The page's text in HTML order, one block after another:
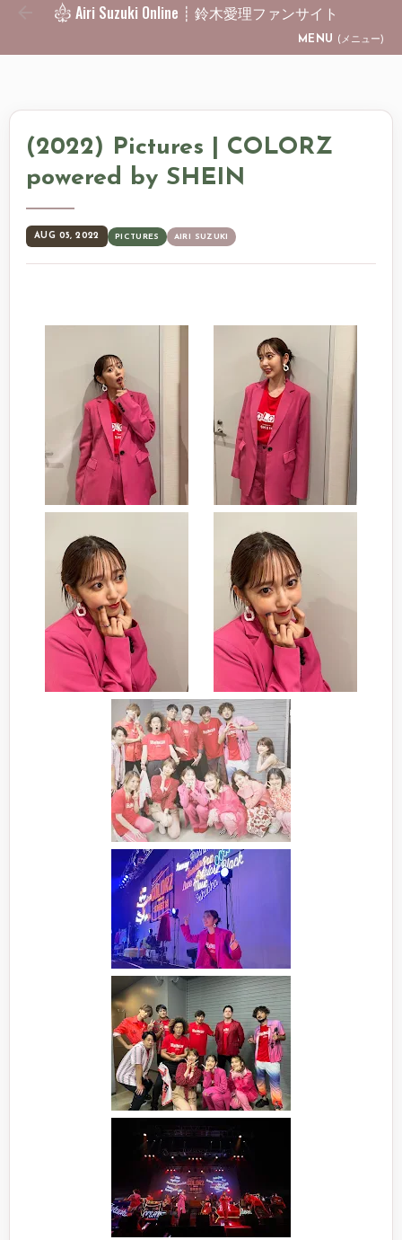
Skip to main content
Airi Suzuki Online ┊ 鈴木愛理ファンサイト
MENU (メニュー)
(2022) Pictures | COLORZ
powered by SHEIN
AUG 05, 2022 PICTURES AIRI SUZUKI